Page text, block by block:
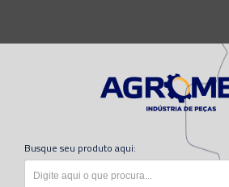
Busque seu produto aqui: